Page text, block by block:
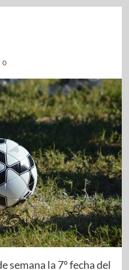
0
semana la 7º fecha del